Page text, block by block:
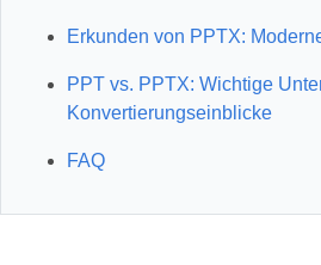
Erkunden von PPTX:
PPT vs. PPTX: Wichtige
Konvertierungseinblicke
FAQ